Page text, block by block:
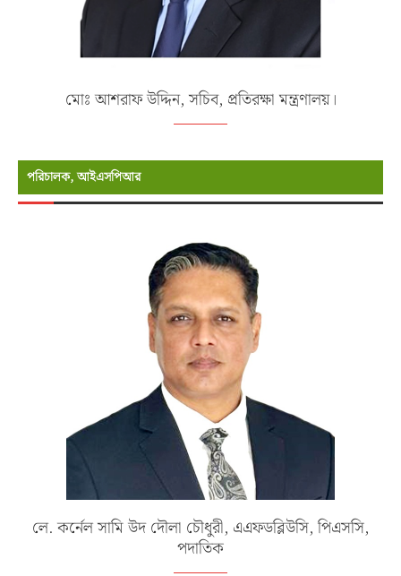
মোঃ আশরাফ উদ্দিন, সচিব, প্রতিরক্ষা মন্ত্রণালয়।
পরিচালক, আইএসপিআর
লে. কর্নেল সামি উদ দৌলা চৌধুরী, এএফডব্লিউসি, পিএসসি,
পদাতিক